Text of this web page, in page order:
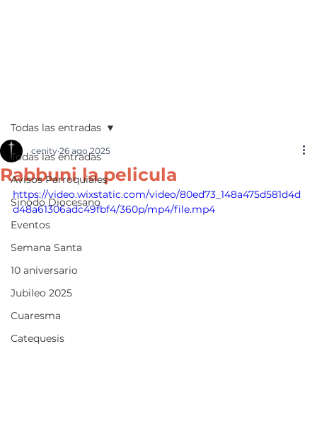
Todas las entradas
Avisos Parroquiales
Sinodo Diocesano
Eventos
Semana Santa
10 aniversario
Jubileo 2025
Cuaresma
Catequesis
Todas las entradas
Rabbuni la pelicula
cenity 26 ago 2025
https://video.wixstatic.com/video/80ed73_148a475d581d4d
d48a61306adc49fbf4/360p/mp4/file.mp4